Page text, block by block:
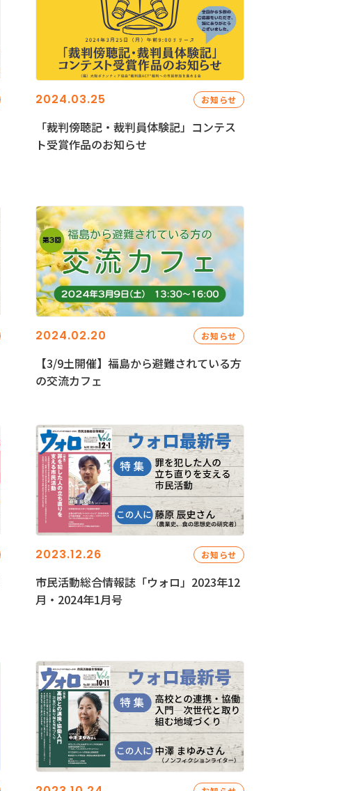
2024.03.25 お知らせ
「裁判傍聴記・裁判員体験記」コンテス
ト受賞作品のお知らせ
2024.02.20 お知らせ
【3/9土開催】福島から避難されている方
の交流カフェ
2023.12.26 お知らせ
市民活動総合情報誌「ウォロ」2023年12
月・2024年1月号